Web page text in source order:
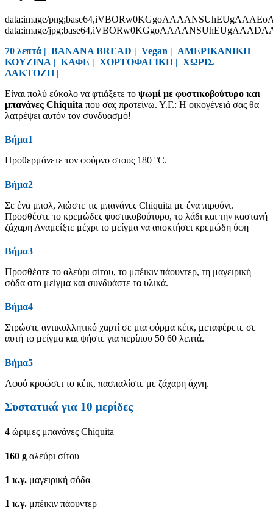
data:image/
data:image/
70 λεπτά | BANANA BREAD | Vegan | ΑΜΕΡΙΚΑΝΙΚΗ
ΚΟΥΖΙΝΑ | ΚΑΦΕ | ΧΟΡΤΟΦΑΓΙΚΗ| ΧΩΡΙΣ
ΛΑΚΤΟΖΗ|
Είναι πολύ εύκολο να φτιάξετε το ψωμί με φυστικοβούτυρο και
μπανάνες Chiquita που σας προτείνω. Υ.Γ.: Η οικογένειά σας θα
λατρέψει αυτόν τον συνδυασμό!
Βήμα1
Προθερμάνετε τον φούρνο στους 180 °C.
Βήμα2
Σε ένα μπολ, λιώστε τις μπανάνες Chiquita με ένα πιρούνι.
Προσθέστε το κρεμώδες φυστικοβούτυρο, το λάδι και την καστανή
ζάχαρη Αναμείξτε μέχρι το μείγμα να αποκτήσει κρεμώδη ύφη
Βήμα3
Προσθέστε το αλεύρι σίτου, το μπέικιν πάουντερ, τη μαγειρική
σόδα στο μείγμα και συνδυάστε τα υλικά.
Βήμα4
Στρώστε αντικολλητικό χαρτί σε μια φόρμα κέικ, μεταφέρετε σε
αυτή το μείγμα και ψήστε για περίπου 50 60 λεπτά.
Βήμα5
Αφού κρυώσει το κέικ, πασπαλίστε με ζάχαρη άχνη.
Συστατικά για 10 μερίδες
4 ώριμες μπανάνες Chiquita
160 g αλεύρι σίτου
1 κ.γ. μαγειρική σόδα
1 κ.γ. μπέικιν πάουντερ